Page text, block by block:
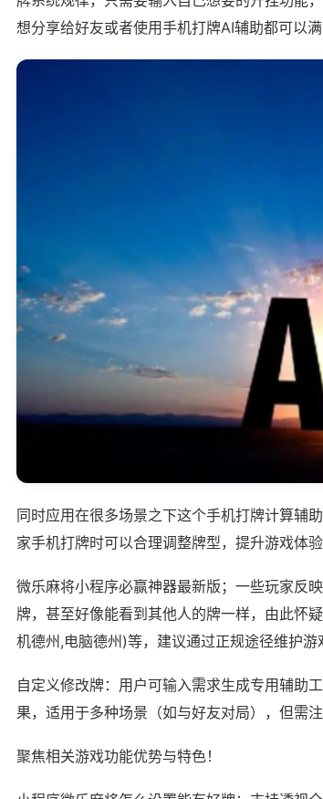
想分享给好友或者使用手机打牌AI辅助都可以满
同时应用在很多场景之下这个手机打牌计算辅
家手机打牌时可以合理调整牌型，提升游戏体
微乐麻将小程序必赢神器最新版；一些玩家反
牌，甚至好像能看到其他人的牌一样，由此怀
机德州,电脑德州)等，建议通过正规途径维护游
自定义修改牌：用户可输入需求生成专用辅助
果，适用于多种场景（如与好友对局），但需
聚焦相关游戏功能优势与特色！